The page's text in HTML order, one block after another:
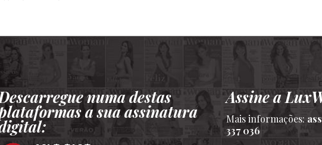
NOVEMBRO 13, 2024
numa destas
a sua assinatura
Assine a
Mais informações:
337 036